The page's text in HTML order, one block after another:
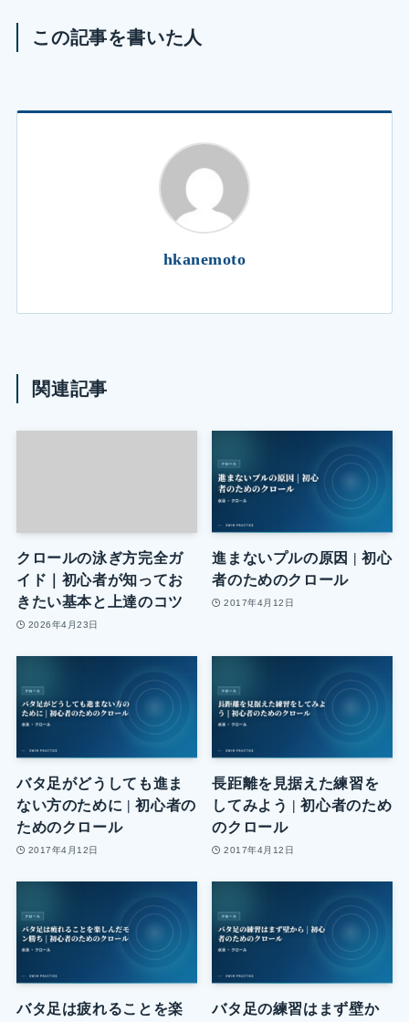
この記事を書いた人
hkanemoto
関連記事
クロールの泳ぎ方完全ガ
イド｜初心者が知ってお
きたい基本と上達のコツ
2026年4月23日
進まないプルの原因 | 初心
者のためのクロール
2017年4月12日
バタ足がどうしても進ま
ない方のために | 初心者の
ためのクロール
2017年4月12日
長距離を見据えた練習を
してみよう | 初心者のため
のクロール
2017年4月12日
バタ足は疲れることを楽
バタ足の練習はまず壁か